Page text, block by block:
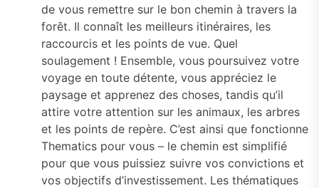
de vous remettre sur le bon chemin à travers la
forêt. Il connaît les meilleurs itinéraires, les
raccourcis et les points de vue. Quel
soulagement ! Ensemble, vous poursuivez votre
voyage en toute détente, vous appréciez le
paysage et apprenez des choses, tandis qu’il
attire votre attention sur les animaux, les arbres
et les points de repère. C’est ainsi que fonctionne
Thematics pour vous – le chemin est simplifié
pour que vous puissiez suivre vos convictions et
vos objectifs d’investissement. Les thématiques